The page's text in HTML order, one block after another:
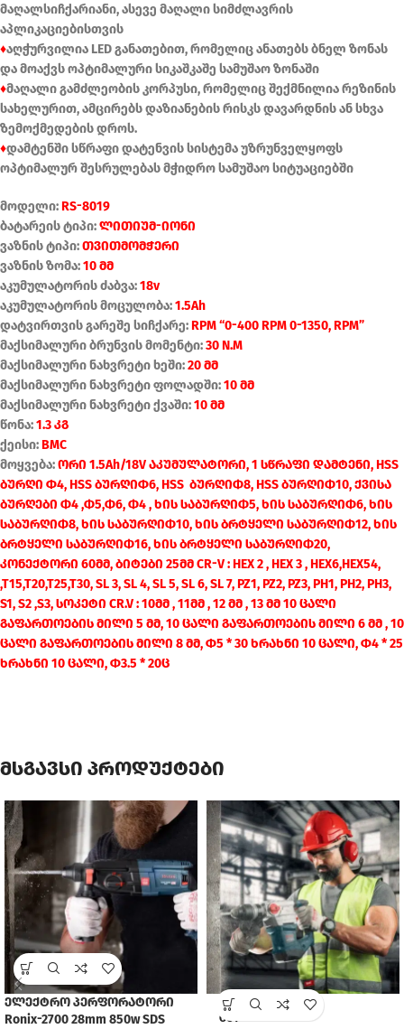
მაღალსიჩქარიანი, ასევე მაღალი სიმძლავრის
აპლიკაციებისთვის
♦აღჭურვილია LED განათებით, რომელიც ანათებს ბნელ ზონას
და მოაქვს ოპტიმალური სიკაშკაშე სამუშაო ზონაში
♦მაღალი გამძლეობის კორპუსი, რომელიც შექმნილია რეზინის
სახელურით, ამცირებს დაზიანების რისკს დავარდნის ან სხვა
ზემოქმედების დროს.
♦დამტენში სწრაფი დატენვის სისტემა უზრუნველყოფს
ოპტიმალურ შესრულებას მჭიდრო სამუშაო სიტუაციებში
მოდელი:RS-8019
ბატარეის ტიპი:ლითიუმ-იონი
ვაზნის ტიპი:თვითმომჭერი
ვაზნის ზომა:10 მმ
აკუმულატორის ძაბვა:18v
აკუმულატორის მოცულობა:1.5Ah
დატვირთვის გარეშე სიჩქარე:RPM “0-400 RPM 0-1350, RPM”
მაქსიმალური ბრუნვის მომენტი:30 N.M
მაქსიმალური ნახვრეტი ხეში:20 მმ
მაქსიმალური ნახვრეტი ფოლადში:10 მმ
მაქსიმალური ნახვრეტი ქვაში:10 მმ
წონა:1.3 კგ
ქეისი:BMC
მოყვება:ორი 1.5Ah/18V აკუმულატორი, 1 სწრაფი დამტენი, HSS
ბურღი Φ4, HSS ბურღიΦ6, HSS ბურღიФ8, HSS ბურღიФ10, ქვისა
ბურღები Ф4 ,Ф5,Ф6, Ф4 , ხის საბურღიФ5, ხის საბურღიФ6, ხის
საბურღიФ8, ხის საბურღიФ10, ხის ბრტყელი საბურღიФ12, ხის
ბრტყელი საბურღიФ16, ხის ბრტყელი საბურღიФ20,
კონექტორი 60მმ, ბიტები 25მმ CR-V : HEX 2 , HEX 3 , HEX6,HEX54,
,T15,T20,T25,T30, SL 3, SL 4, SL 5, SL 6, SL 7, PZ1, PZ2, PZ3, PH1, PH2, PH3,
S1, S2 ,S3, სოკეტი CR.V : 10მმ , 11მმ , 12 მმ , 13 მმ 10 ცალი
გაფართოების მილი 5 მმ, 10 ცალი გაფართოების მილი 6 მმ , 10
ცალი გაფართოების მილი 8 მმ, Φ5 * 30 ხრახნი 10 ცალი, Φ4 * 25
ხრახნი 10 ცალი, Φ3.5 * 20ც
მსგავსი პროდუქტები
ელექტრო პერფორატორი
Ronix-2700 28mm 850w SDS
SOLD
OUT